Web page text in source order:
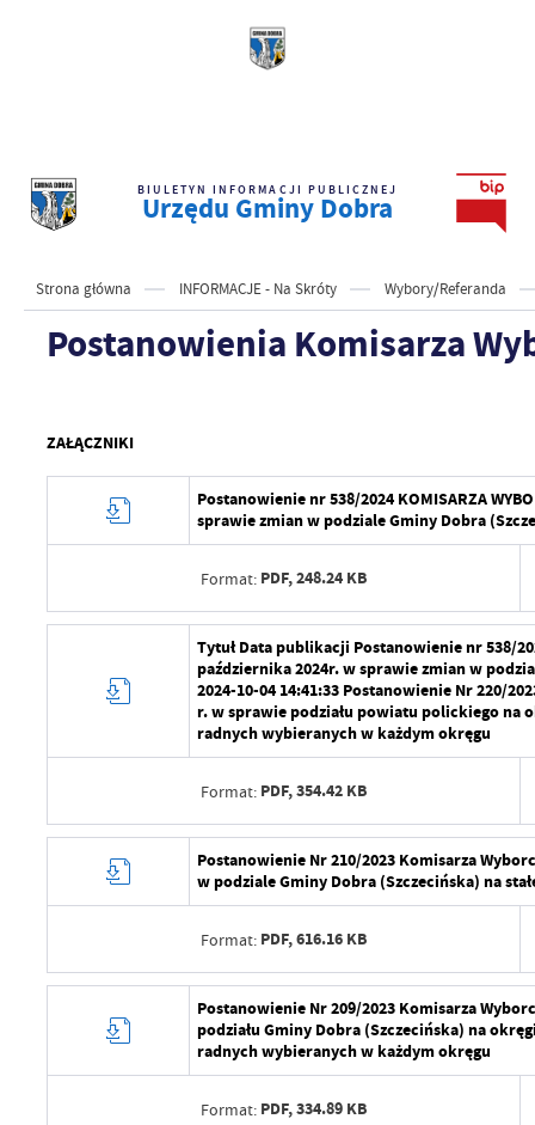
BIULETYN INFORMACJI PUBLICZNEJ
Urzędu Gminy Dobra
Strona główna INFORMACJE - Na Skróty Wybory/Referanda
Postanowienia Komisarza
ZAŁĄCZNIKI
Postanowienie nr 538/2024 KOMISARZA
sprawie zmian w podziale Gminy Dobra
Format: PDF,248.24 KB
Wytworzył
Data opublikowania
Data ostatniej aktualizacji
Ostatnio zaktualizował
Tytuł Data publikacji Postanowienie nr 538/
października 2024r. w sprawie zmian w
2024-10-04 14:41:33 Postanowienie Nr 220/
r. w sprawie podziału powiatu polickiego na
radnych wybieranych w każdym okręgu
Format: PDF,354.42 KB
Data opublikowania
Opublikował
Data ostatniej aktualizacji
Ostatnio zaktualizował
Postanowienie Nr 210/2023 Komisarza
w podziale Gminy Dobra (Szczecińska) na
Format: PDF,616.16 KB
Wytworzył
Postanowienie Nr 209/2023 Komisarza
podziału Gminy Dobra (Szczecińska) na
radnych wybieranych w każdym okręgu
Format: PDF,334.89 KB